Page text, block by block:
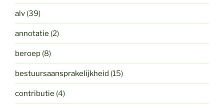
alv (39)
annotatie (2)
beroep (8)
bestuursaansprakelijkheid (15)
contributie (4)